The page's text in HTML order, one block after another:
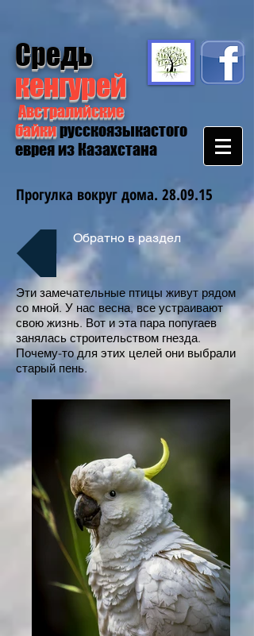
Средь
кенгурей
Австралийские
байкирусскоязыкастого
еврея из Казахстана
Прогулка вокруг дома. 28.09.15
Обратно в раздел
Эти замечательные птицы живут рядом
со мной. У нас весна, все устраивают
свою жизнь. Вот и эта пара попугаев
занялась строительством гнезда.
Почему-то для этих целей они выбрали
старый пень.